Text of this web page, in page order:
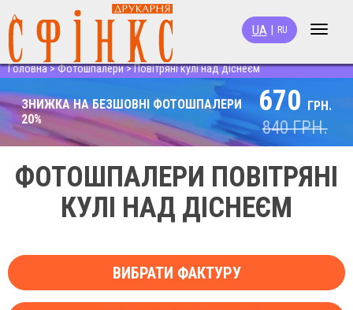
Toggle
UA RU
Головна>Фотошпалери>Повітряні кулі над діснеєм
ЗНИЖКА НА БЕЗШОВНІ ФОТОШПАЛЕРИ
20%
670 ГРН.
840ГРН.
ФОТОШПАЛЕРИ ПОВІТРЯНІ
КУЛІ НАД ДІСНЕЄМ
ВИБРАТИ ФАКТУРУ